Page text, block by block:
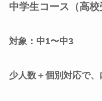
中学生コース（高校
対象：中1〜中3
少人数＋個別対応で、